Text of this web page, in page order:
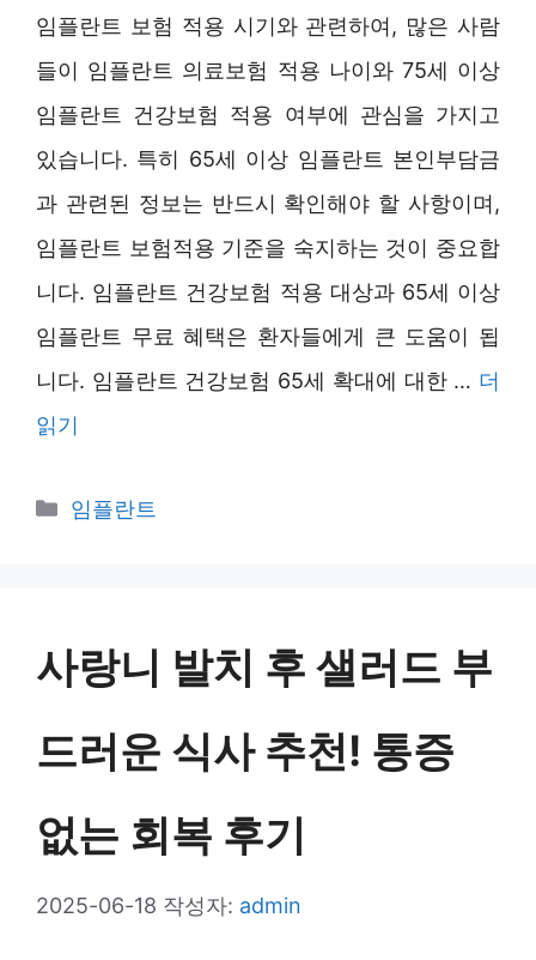
임플란트 보험 적용 시기와 관련하여, 많은 사람
들이 임플란트 의료보험 적용 나이와 75세 이상
임플란트 건강보험 적용 여부에 관심을 가지고
있습니다. 특히 65세 이상 임플란트 본인부담금
과 관련된 정보는 반드시 확인해야 할 사항이며,
임플란트 보험적용 기준을 숙지하는 것이 중요합
니다. 임플란트 건강보험 적용 대상과 65세 이상
임플란트 무료 혜택은 환자들에게 큰 도움이 됩
니다. 임플란트 건강보험 65세 확대에 대한 … 더
읽기
카
임플란트
사랑니 발치 후 샐러드 부
드러운 식사 추천! 통증
없는 회복 후기
2025-06-18 작성자: admin